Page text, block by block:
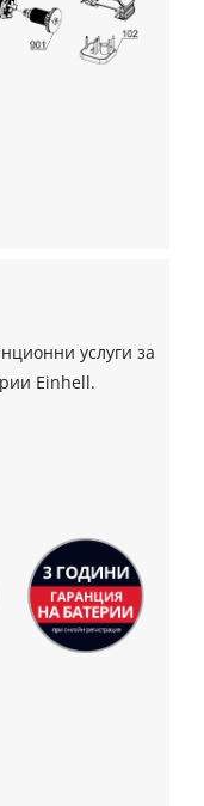
to load due
disclosed to the
needs to setup
услуги за
Einhell.